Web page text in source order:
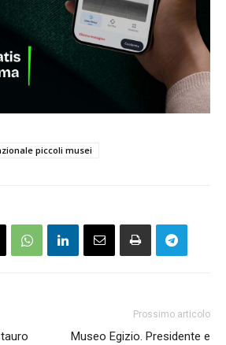
piccoli musei
Prossimo articolo
Museo Egizio. Presidente e